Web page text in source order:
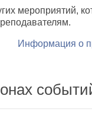
мероприятий,
Информация о